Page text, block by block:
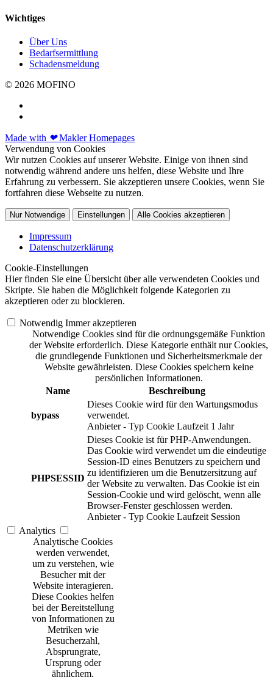
Wichtiges
Über Uns
Bedarfsermittlung
Schadensmeldung
© 2026 MOFINO
Made with ❤Makler Homepages
Verwendung von Cookies
Wir nutzen Cookies auf unserer Website. Einige von ihnen sind
notwendig während andere uns helfen, diese Website und Ihre
Erfahrung zu verbessern. Sie akzeptieren unsere Cookies, wenn Sie
fortfahren diese Webseite zu nutzen.
Nur Notwendige Einstellungen Alle Cookies akzeptieren
Impressum
Datenschutzerklärung
Cookie-Einstellungen
Hier finden Sie eine Übersicht über alle verwendeten Cookies und
Skripte. Sie haben die Möglichkeit folgende Kategorien zu
akzeptieren oder zu blockieren.
Notwendig Immer akzeptieren
Notwendige Cookies sind für die ordnungsgemäße Funktion
der Website erforderlich. Diese Kategorie enthält nur Cookies,
die grundlegende Funktionen und Sicherheitsmerkmale der
Website gewährleisten. Diese Cookies speichern keine
persönlichen Informationen.
Name
Beschreibung
bypass
Dieses Cookie wird für den Wartungsmodus
verwendet.
Anbieter - Typ Cookie Laufzeit 1 Jahr
PHPSESSID
Dieses Cookie ist für PHP-Anwendungen.
Das Cookie wird verwendet um die eindeutige
Session-ID eines Benutzers zu speichern und
zu identifizieren um die Benutzersitzung auf
der Website zu verwalten. Das Cookie ist ein
Session-Cookie und wird gelöscht, wenn alle
Browser-Fenster geschlossen werden.
Anbieter - Typ Cookie Laufzeit Session
Analytics
Analytische Cookies
werden verwendet,
um zu verstehen, wie
Besucher mit der
Website interagieren.
Diese Cookies helfen
bei der Bereitstellung
von Informationen zu
Metriken wie
Besucherzahl,
Absprungrate,
Ursprung oder
ähnlichem.